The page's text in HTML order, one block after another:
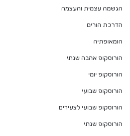
הגשמה עצמית והעצמה
הדרכת הורים
הומאופתיה
הורוסקופ אהבה שנתי
הורוסקופ יומי
הורוסקופ שבועי
הורוסקופ שבועי לצעירים
הורוסקופ שנתי